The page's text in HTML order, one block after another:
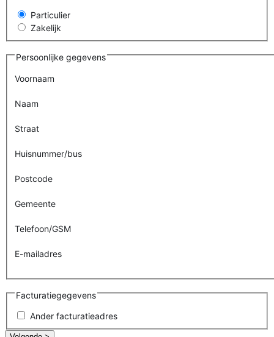
Particulier
Zakelijk
Persoonlijke gegevens
Voornaam
Naam
Straat
Huisnummer/bus
Postcode
Gemeente
Telefoon/GSM
E-mailadres
Facturatiegegevens
Ander facturatieadres